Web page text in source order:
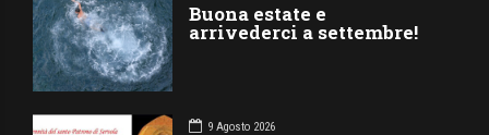
Buona estate e
arrivederci a settembre!
9 Agosto 2026